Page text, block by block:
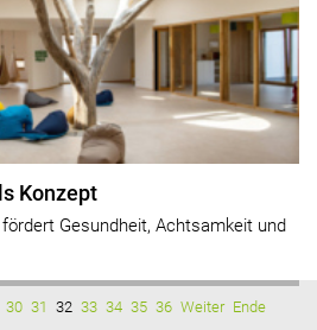
Konzept
Gesundheit, Achtsamkeit und
30 31 32 33 34 35 36 Weiter Ende